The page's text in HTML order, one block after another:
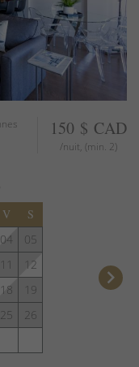
150 $ CAD
/nuit, (min. 2)
V
S
04
05
11
12
18
19
25
26
keyboard_arrow_right